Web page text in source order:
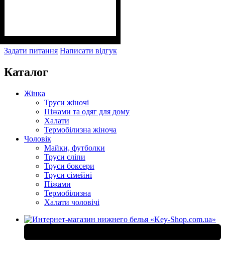
Задати питання Написати відгук
Каталог
Жінка
Труси жіночі
Піжами та одяг для дому
Халати
Термобілизна жіноча
Чоловік
Майки, футболки
Труси сліпи
Труси боксери
Труси сімейні
Піжами
Термобілизна
Халати чоловічі